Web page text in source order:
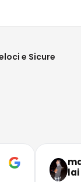
e Sicure
lai